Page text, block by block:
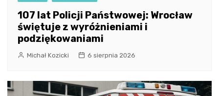
107 lat Policji Państwowej: Wrocław
świętuje z wyróżnieniami i
podziękowaniami
Michał Kozicki 6 sierpnia 2026